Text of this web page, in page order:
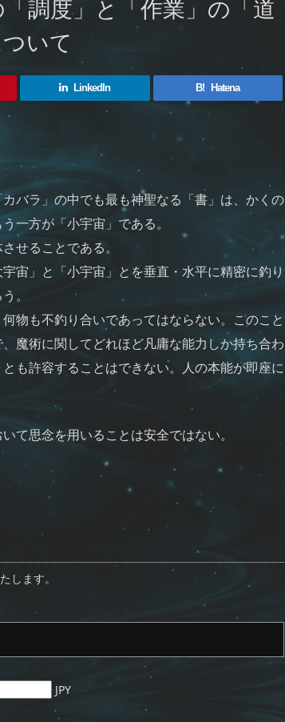
調度」と「作業」の「道
いて
LinkedIn B! Hatena
バラ」の中でも最も神聖なる「書」は、かくの
一方が「小宇宙」である。
せることである。
宙」と「小宇宙」とを垂直・水平に精密に釣り
。
物も不釣り合いであってはならない。このこと
魔術に関してどれほど凡庸な能力しか持ち合わ
も許容することはできない。人の本能が即座に
て思念を用いることは安全ではない。
します。
JPY